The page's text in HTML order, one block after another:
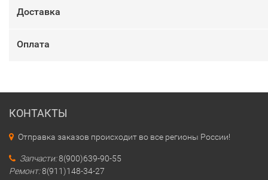
Доставка
Оплата
КОНТАКТЫ
Отправка заказов происходит во все регионы России!
Запчасти:8(900)639-90-55
Ремонт:8(911)148-34-27